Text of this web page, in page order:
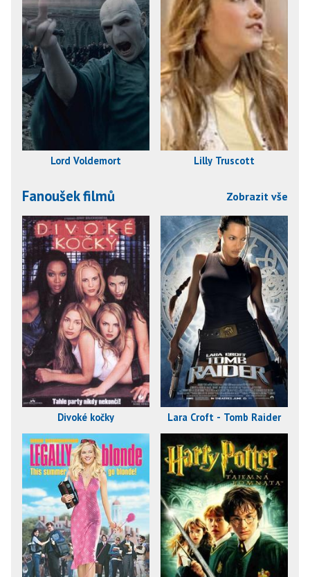
Lord Voldemort Lilly Truscott
Fanoušek filmů Zobrazit vše
Divoké kočky Lara Croft - Tomb Raider